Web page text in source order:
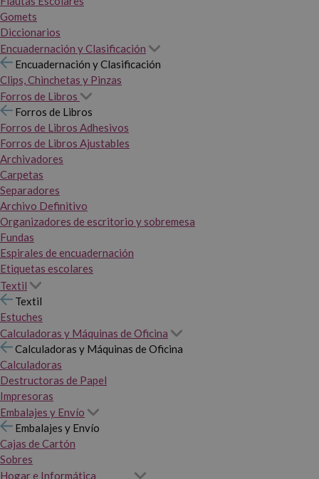
Gomets
Diccionarios
Encuadernación y Clasificación
Encuadernación y Clasificación
Clips, Chinchetas y Pinzas
Forros de Libros
Forros de Libros
Forros de Libros Adhesivos
Forros de Libros Ajustables
Archivadores
Carpetas
Separadores
Archivo Definitivo
Organizadores de escritorio y sobremesa
Fundas
Espirales de encuadernación
Etiquetas escolares
Textil
Textil
Estuches
Calculadoras y Máquinas de Oficina
Calculadoras y Máquinas de Oficina
Calculadoras
Destructoras de Papel
Impresoras
Embalajes y Envío
Embalajes y Envío
Cajas de Cartón
Sobres
Hogar e Informática